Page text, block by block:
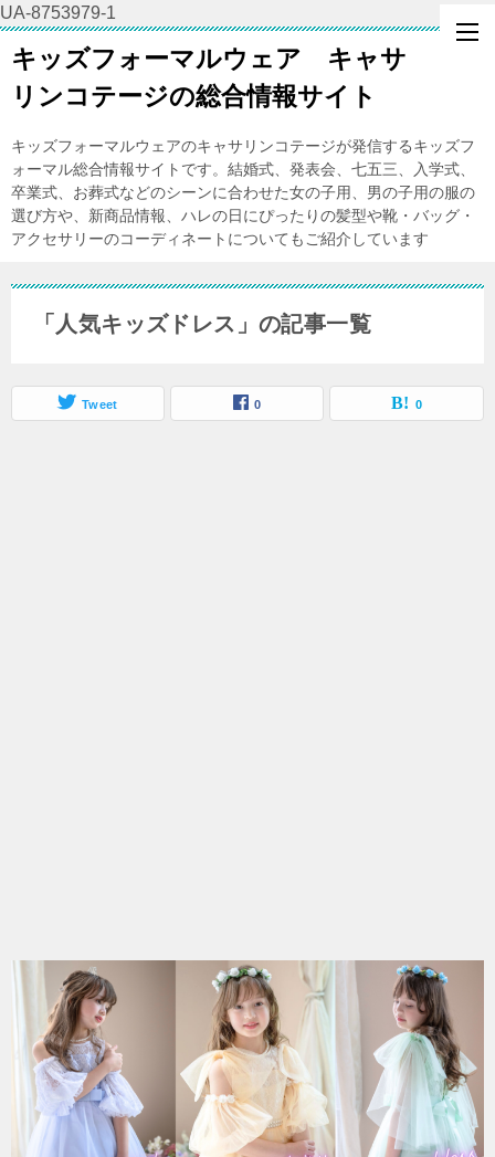
UA-8753979-1
キッズフォーマルウェア キャサ
リンコテージの総合情報サイト
キッズフォーマルウェアのキャサリンコテージが発信するキッズフ
ォーマル総合情報サイトです。結婚式、発表会、七五三、入学式、
卒業式、お葬式などのシーンに合わせた女の子用、男の子用の服の
選び方や、新商品情報、ハレの日にぴったりの髪型や靴・バッグ・
アクセサリーのコーディネートについてもご紹介しています
「人気キッズドレス」の記事一覧
Tweet 0 0